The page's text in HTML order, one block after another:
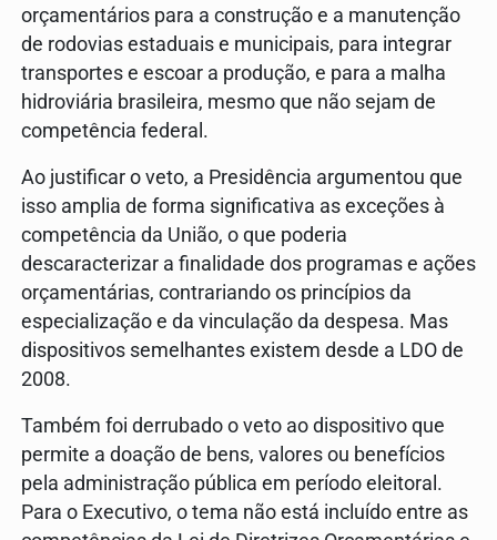
orçamentários para a construção e a manutenção
de rodovias estaduais e municipais, para integrar
transportes e escoar a produção, e para a malha
hidroviária brasileira, mesmo que não sejam de
competência federal.
Ao justificar o veto, a Presidência argumentou que
isso amplia de forma significativa as exceções à
competência da União, o que poderia
descaracterizar a finalidade dos programas e ações
orçamentárias, contrariando os princípios da
especialização e da vinculação da despesa. Mas
dispositivos semelhantes existem desde a LDO de
2008.
Também foi derrubado o veto ao dispositivo que
permite a doação de bens, valores ou benefícios
pela administração pública em período eleitoral.
Para o Executivo, o tema não está incluído entre as